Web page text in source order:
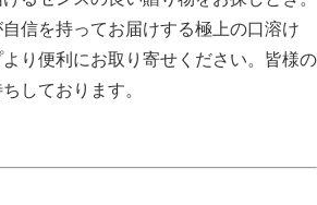
信を持ってお届けする極上の口溶け
り便利にお取り寄せください。皆様の
しております。